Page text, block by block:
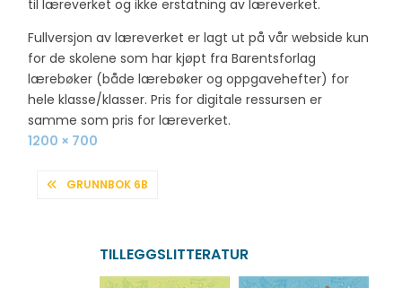
til læreverket og ikke erstatning av læreverket.
Fullversjon av læreverket er lagt ut på vår webside kun
for de skolene som har kjøpt fra Barentsforlag
lærebøker (både lærebøker og oppgavehefter) for
hele klasse/klasser. Pris for digitale ressursen er
samme som pris for læreverket.
Full
1200 × 700
INNLEGGSNAVIGASJON
GRUNNBOK 6B
TILLEGGSLITTERATUR